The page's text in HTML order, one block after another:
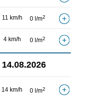
11 km/h 0 l/m2
4 km/h 0 l/m2
14.08.2026
14 km/h 0 l/m2